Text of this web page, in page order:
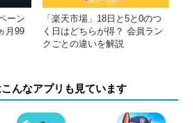
ーン
月99
「楽天市場」18日と5と0のつ
く日はどちらが得？ 会員ラン
クごとの違いを解説
んなアプリも見ています